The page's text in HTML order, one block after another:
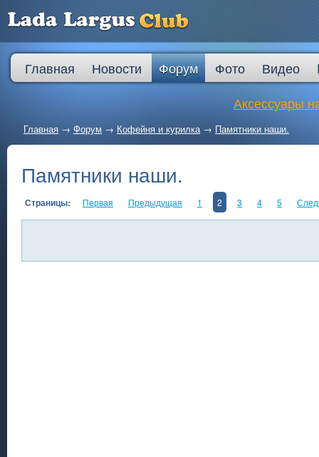
Главная Новости Форум Фото Видео
Аксессуары
Главная → Форум → Кофейня и курилка→ Памятники наши.
Памятники наши.
Страницы: Первая Предыдущая 1 2 3 4 5